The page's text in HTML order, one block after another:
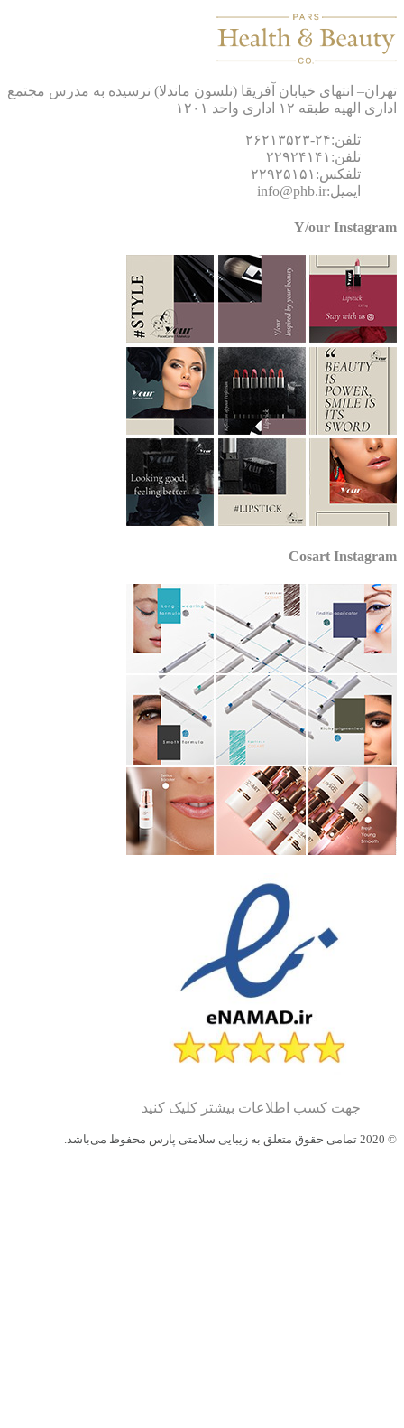
انتهای خیابان آفریقا (نلسون ماندلا) نرسیده به مدرس مجتمع
الهیه طبقه ۱۲ اداری واحد ۱۲۰۱
تلفن:۲۴-۲۶۲۱۳۵۲۳
تلفن:۲۲۹۲۴۱۴۱
تلفکس:۲۲۹۲۵۱۵۱
ایمیل:info@phb.ir
Y/our
Cosart
جهت کسب اطلاعات بیشتر کلیک کنید